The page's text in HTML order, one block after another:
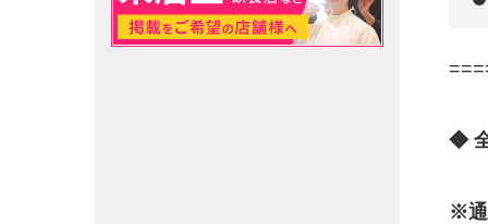
◆
※通